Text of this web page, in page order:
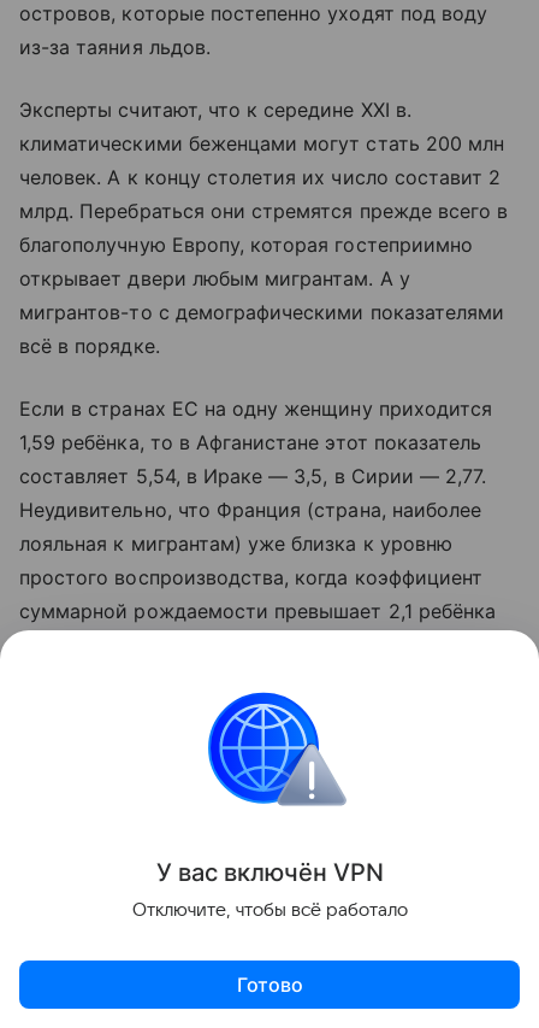
островов, которые постепенно уходят под воду
из-за таяния льдов.
Эксперты считают, что к середине ХХI в.
климатическими беженцами могут стать 200 млн
человек. А к концу столетия их число составит 2
млрд. Перебраться они стремятся прежде всего в
благополучную Европу, которая гостеприимно
открывает двери любым мигрантам. А у
мигрантов-то с демографическими показателями
всё в порядке.
Если в странах ЕС на одну женщину приходится
1,59 ребёнка, то в Афганистане этот показатель
составляет 5,54, в Ираке — 3,5, в Сирии — 2,77.
Неудивительно, что Франция (страна, наиболее
лояльная к мигрантам) уже близка к уровню
простого воспроизводства, когда коэффициент
суммарной рождаемости превышает 2,1 ребёнка
У вас включён VPN
Отключите, чтобы всё работало
Готово